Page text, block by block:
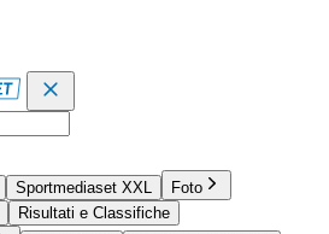
Sportmediaset XXL
Foto
Risultati e Classifiche